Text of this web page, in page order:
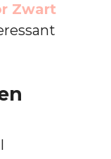
Zwart